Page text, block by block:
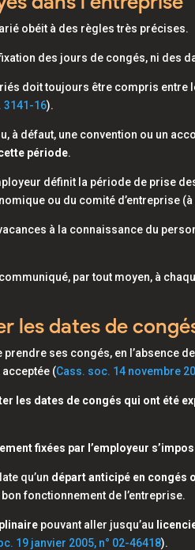
obéit à des règles très précises.
des jours de congés, ni des
doit toujours être compris entre
3141-16).
à défaut, une convention ou un
période.
définit la période de prise
ou du comité d’entreprise
à la connaissance du
par tout moyen, à
les dates de
ses congés, en l’absence
(Cass. soc. 14 novembre
les dates de congés qui ont été
fixées par l’employeur
qu’un départ anticipé en congés
fonctionnement de l’entreprise.
pouvant aller jusqu’au
19 janvier 2005, n° 02-46418).